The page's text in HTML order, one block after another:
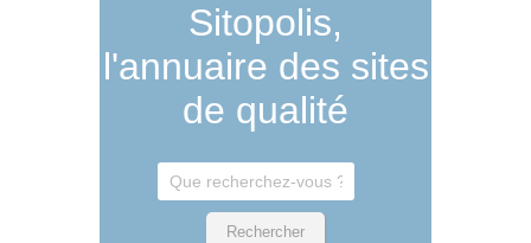
Sitopolis,
l'annuaire des sites
de qualité